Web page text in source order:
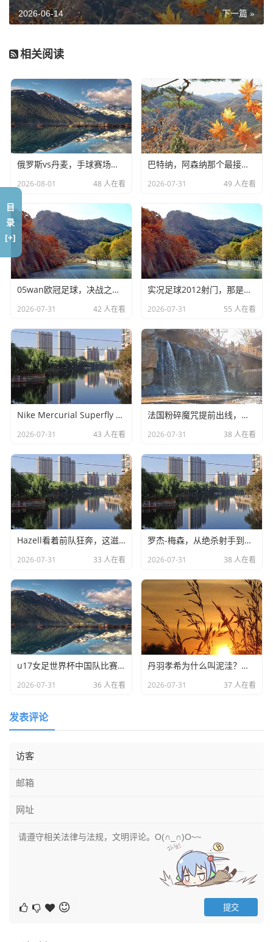
看，大家一边吃面一边吐槽：“老李，换台吧，看这帮孩子输
球，面都不香了。”老李总是倔强地擦着桌子说：“看什么
就在上个月，火箭打出一波连胜的时候，我再去他店里，好
家伙，人声鼎沸，老李手里端着碗面，眼睛死死盯着挂在墙
上的大屏幕，那时候申京在内线一个高位策应，球分到底
角，阿门·汤普森起飞暴扣。
老李手里的筷子往桌上一拍，吼了一嗓子：“看见没！这就是
我说的未来！这球商！这弹跳！”那一瞬间，整个面馆的人都
跟着鼓掌，老李后来跟我说，他最近天天在手机上捣鼓那些
直播软件，就为了晚上回家还能接着看，他说：“现在这火
是看球的精髓。”
你看，这就是火箭队的魅力，它能让一个开面馆的中年大叔,
找回二十岁的热血。
从“摆烂”到“黑马”：火箭队的蜕变之路
得火箭队还是那支青年军，但如果你看了最近这十几场的“免
费直播”，你会发现,这支球队变了。
最大的变化就是气质，以前最后两分钟落后5分，火箭队的球
员眼神是飘的，球传得漫无目的，基本就缴械投降了，现在
克斯，这家伙虽然有时候脑子发热，但他给这支球队注入了
那种“我不想输”的混不吝精神。
这就好比咱们在公司里干活，以前老板不管事，大家就摸
鱼；现在来了个严厉但能力强的总监，大家虽然累，但看着
项目一点点起色，心里是爽的，火箭队现在就是这个状态,乌
度卡就是那个严厉的总监。
最新战报：申京回归，这阵容到底有多强？
咱们得聊聊最新的时事，最近大家最关心的就是阿尔佩伦·申
京（Alperen Sengun）的伤愈复出，这小伙子可是咱们火箭
的“小约基奇”,是进攻端的万花筒。
在他受伤缺席的那几场比赛里，火箭队其实打得很挣扎，虽
然贾巴里·史密斯和伊森都很努力，但内线终究是少了个轴，
对手一旦收缩内线,火箭的外线射手群就像没头苍蝇一样。
那种节奏感已经回来了，有一个球我印象特别深：申京在低
的转身勾手，同时眼观六路，直接把球甩给了空切的格林，
缺资源。
别忘了杰伦·格林，这孩子真是“神一场鬼一场”，但最近乌度
去接球就投，当格林不需要长时间持球组织的时候，他的效
率高得吓人，看直播的时候你会发现，只要格林一冲起来，
火箭队的快攻行云流水，那种视觉冲击力,绝对对得起你找直
下一篇 »
2026-06-14
相关阅读
俄罗斯vs丹麦，手球赛场谁主沉浮
2026-08-01 48 人在看
巴特纳，阿森纳那个最接地气的胡子哥
2026-07-31 49 人在看
05wan欧冠足球，决战之夜谁主沉浮
2026-07-31 42 人在看
实况足球2012射门，那是我们回不去的青春
2026-07-31 55 人在看
Nike Mercurial Superfly 重新定义极速
2026-07-31 43 人在看
法国粉碎魔咒提前出线，高卢雄鸡剑指冠军！
2026-07-31 38 人在看
Hazell看着前队狂奔，这滋味太复杂
2026-07-31 33 人在看
罗杰-梅森，从绝杀射手到工会领袖
2026-07-31 38 人在看
u17女足世界杯中国队比赛时间出炉
2026-07-31 36 人在看
丹羽孝希为什么叫泥洼？背后的故事很有趣
2026-07-31 37 人在看
发表评论
目
录
[+]